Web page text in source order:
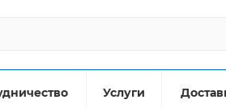
Услуги